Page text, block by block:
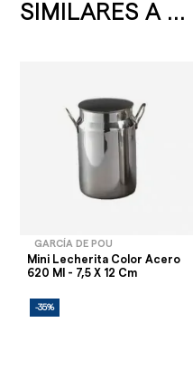
SIMILARES A ...
GARCÍA DE POU
Mini Lecherita Color Acero
620 Ml - 7,5 X 12 Cm
-35%